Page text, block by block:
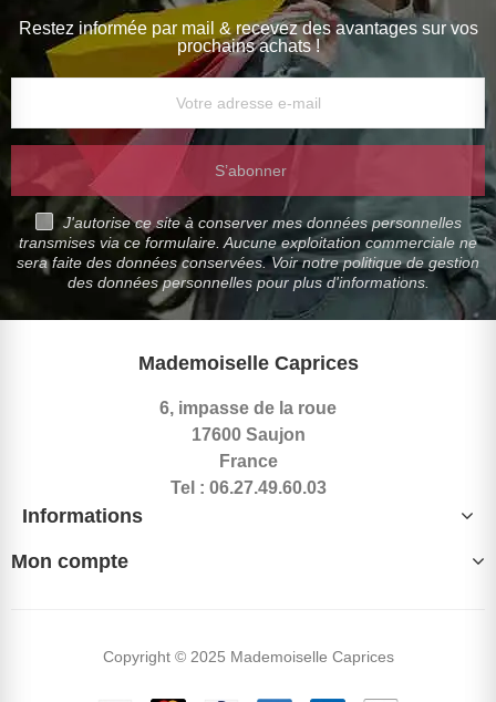
Restez informée par mail & recevez des avantages sur vos
prochains achats !
S’abonner
J'autorise ce site à conserver mes données personnelles
transmises via ce formulaire. Aucune exploitation commerciale ne
sera faite des données conservées. Voir notre politique de gestion
des données personnelles pour plus d'informations.
Mademoiselle Caprices
6, impasse de la roue
17600 Saujon
France
Tel : 06.27.49.60.03
Informations
Mon compte
Copyright © 2025 Mademoiselle Caprices